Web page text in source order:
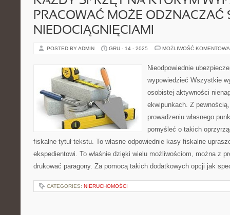
PRACOWAĆ MOŻE ODZNACZAĆ
NIEDOCIĄGNIĘCIAMI
POSTED BY ADMIN GRU - 14 - 2025 MOŻLIWOŚĆ
Nieodpowiednie
wypowiedzieć Wszystkie
osobistej aktywności
ekwipunkach. Z
prowadzeniu własnego
pomyśleć o takich
fiskalne tytuł tekstu. To własne odpowiednie kasy fiskalne
ekspedientowi. To właśnie dzięki wielu możliwościom, można z
drukować paragony. Za pomocą takich dodatkowych opcji jak
CATEGORIES: NIERUCHOMOŚCI